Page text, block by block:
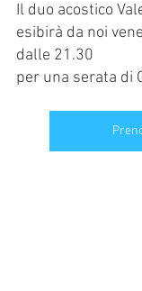
Il duo acostico
esibirà da noi
dalle 21.30
per una serata di